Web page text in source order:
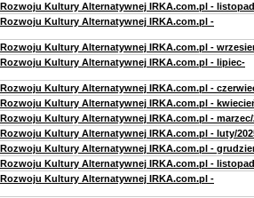
Kultury Alternatywnej IRKA.com.pl -
Kultury Alternatywnej IRKA.com.pl -
Kultury Alternatywnej IRKA.com.pl -
Kultury Alternatywnej IRKA.com.pl - lipiec-
Kultury Alternatywnej IRKA.com.pl -
Kultury Alternatywnej IRKA.com.pl -
Kultury Alternatywnej IRKA.com.pl - marzec/
Kultury Alternatywnej IRKA.com.pl - luty/
Kultury Alternatywnej IRKA.com.pl -
Kultury Alternatywnej IRKA.com.pl -
Kultury Alternatywnej IRKA.com.pl -